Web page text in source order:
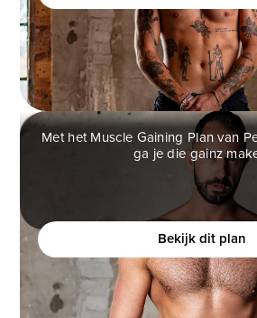
MUSCLE GAINING
Ben jij een man die graag
bouwen, maar het moeilijk vindt
Bekijk dit plan
Met het Muscle Gaining Plan van
ga je die gainz